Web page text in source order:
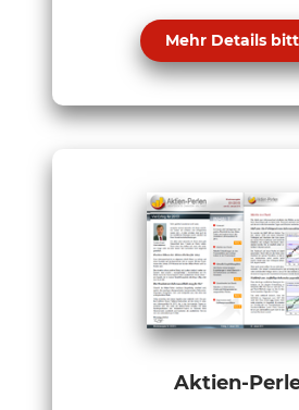
Mehr Details
Aktien-